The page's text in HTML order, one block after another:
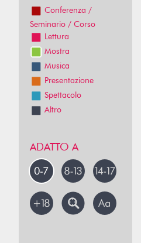
Conferenza /
Seminario / Corso
Lettura
Mostra
Musica
Presentazione
Spettacolo
Altro
ADATTO A